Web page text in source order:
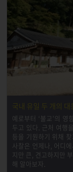
국내 유일 두 개의
예로부터 ‘불교’의
두고 있다. 근처 여행
등을 기원하기 위채
사찰은 언제나, 어디
지만 큰, 견고하지만
해 알아보자.